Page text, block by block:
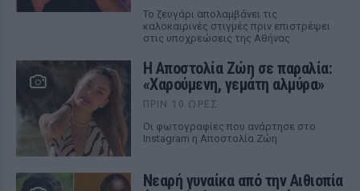
Το ζευγάρι απολαμβάνει τις
καλοκαιρινές στιγμές πριν επιστρέψει
στις υποχρεώσεις της Αθήνας
Η Αποστολία Ζώη σε παραλία:
«Χαρούμενη, γεμάτη αλμύρα»
ΠΡΙΝ 10 ΏΡΕΣ
Οι φωτογραφίες που ανάρτησε στο
Instagram η Αποστολία Ζώη
Νεαρή γυναίκα από την Αιθιοπία